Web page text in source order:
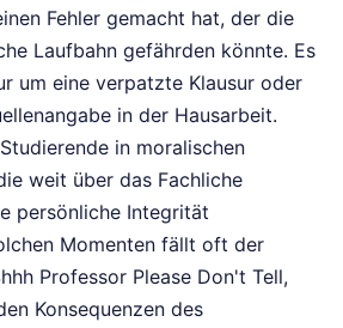
Fehler gemacht hat, der die
Laufbahn gefährden könnte. Es
um eine verpatzte Klausur oder
in der Hausarbeit.
in moralischen
weit über das Fachliche
persönliche Integrität
Momenten fällt oft der
Professor Please Don't Tell,
Konsequenzen des